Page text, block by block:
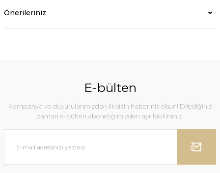
Önerileriniz
E-bülten
Kampanya ve duyurularımızdan ilk sizin haberiniz olsun! Dilediğiniz
zaman e-bülten aboneliğimizden ayrılabilirsiniz.